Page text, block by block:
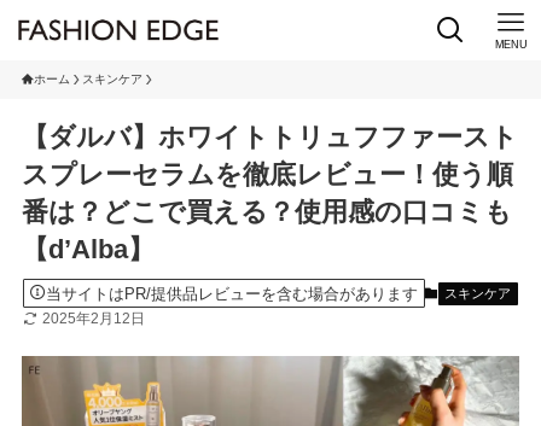
MENU
ホーム スキンケア
【ダルバ】ホワイトトリュフファースト
スプレーセラムを徹底レビュー！使う順
番は？どこで買える？使用感の口コミも
【d’Alba】
当サイトはPR/提供品レビューを含む場合があります スキンケア
2025年2月12日